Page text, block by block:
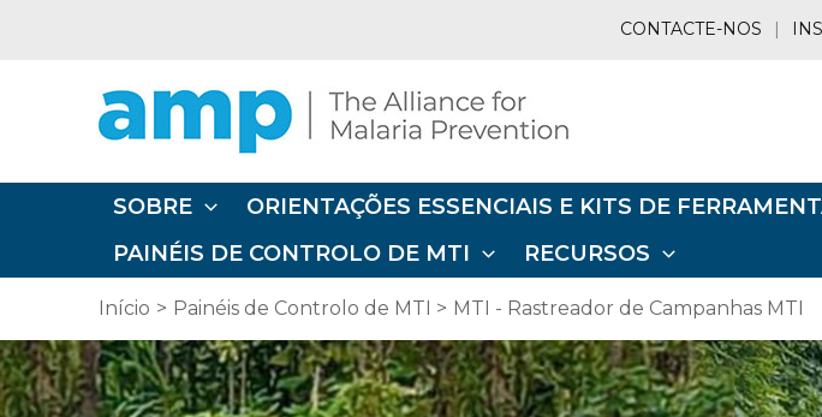
CONTACTE-NOS |
SOBRE ORIENTAÇÕES ESSENCIAIS E KITS DE
PAINÉIS DE CONTROLO DE MTI
RECURSOS
Início Painéis de Controlo de MTI MTI - Rastreador de Campanhas MTI